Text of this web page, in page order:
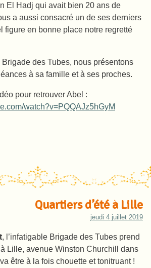
El Hadj qui avait bien 20 ans de
a aussi consacré un de ses derniers
figure en bonne place notre regretté
des Tubes, nous présentons
à sa famille et à ses proches.
pour retrouver Abel :
watch?v=PQQAJz5hGyM
Quartiers d’été à Lille
jeudi 4 juillet 2019
, l’infatigable Brigade des Tubes prend
à Lille, avenue Winston Churchill dans
être à la fois chouette et tonitruant !